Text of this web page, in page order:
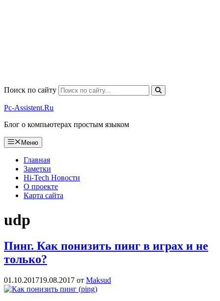
Поиск по сайту
Pc-Assistent.Ru
Блог о компьютерах простым языком
Меню
Главная
Заметки
Hi-Tech Новости
О проекте
Карта сайта
udp
Пинг. Как понизить пинг в играх и не
только?
01.10.201719.08.2017 от Maksud